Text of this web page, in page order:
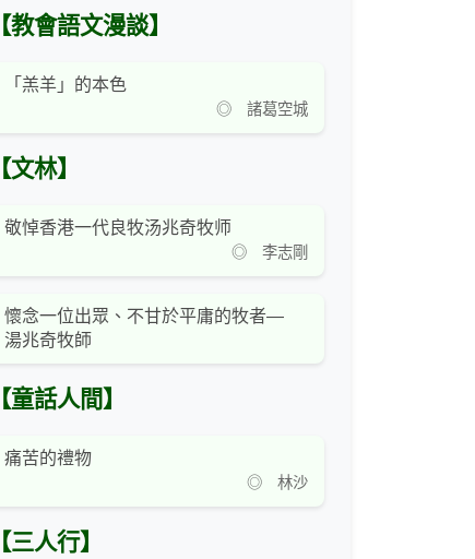
【教會語文漫談】
「羔羊」的本色
◎ 諸葛空城
【文林】
敬悼香港一代良牧汤兆奇牧师
◎ 李志剛
懷念一位出眾、不甘於平庸的牧者—
湯兆奇牧師
【童話人間】
痛苦的禮物
◎ 林沙
【三人行】